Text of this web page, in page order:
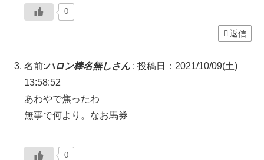
0
返信
名前:ハロン棒名無しさん : 投稿日：2021/10/09(土)
13:58:52
あわやで焦ったわ
無事で何より。なお馬券
0